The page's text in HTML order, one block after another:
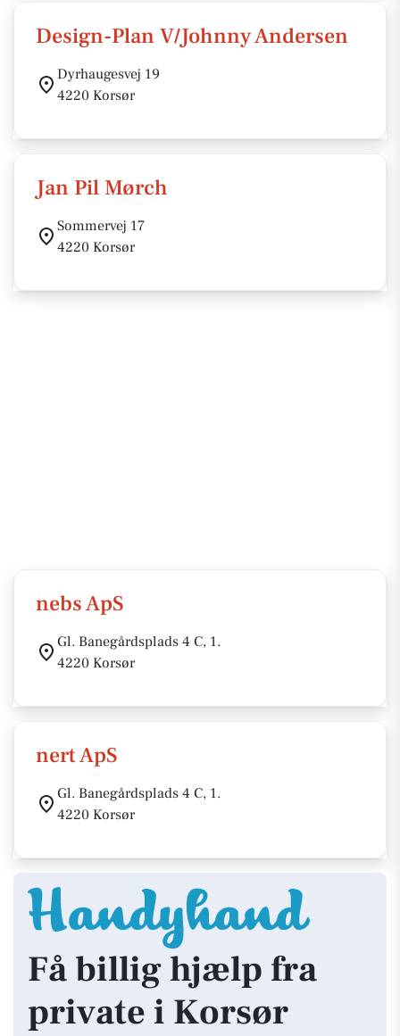
Design-Plan V/Johnny Andersen
Dyrhaugesvej 19
4220 Korsør
Jan Pil Mørch
Sommervej 17
4220 Korsør
nebs ApS
Gl. Banegårdsplads 4 C, 1.
4220 Korsør
nert ApS
Gl. Banegårdsplads 4 C, 1.
4220 Korsør
Få billig hjælp fra
private i Korsør